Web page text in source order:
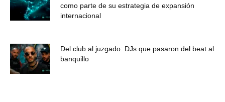
como parte de su estrategia de expansión
internacional
Del club al juzgado: DJs que pasaron del beat al
banquillo